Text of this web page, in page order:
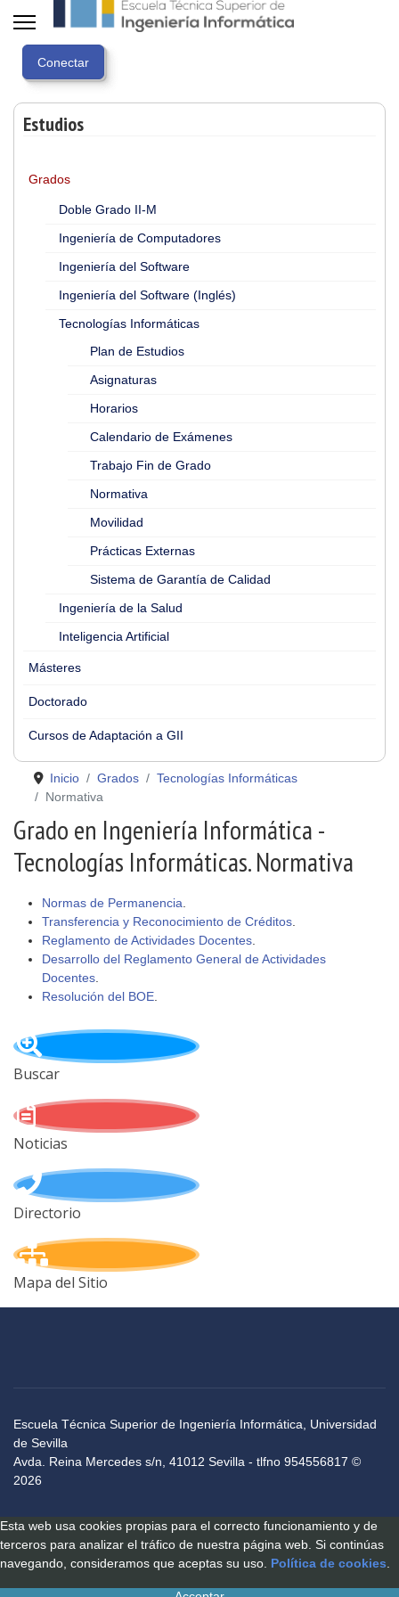
Estudios
Grados
Doble Grado II-M
Ingeniería de Computadores
Ingeniería del Software
Ingeniería del Software (Inglés)
Tecnologías Informáticas
Plan de Estudios
Asignaturas
Horarios
Calendario de Exámenes
Trabajo Fin de Grado
Normativa
Movilidad
Prácticas Externas
Sistema de Garantía de Calidad
Ingeniería de la Salud
Inteligencia Artificial
Másteres
Doctorado
Cursos de Adaptación a GII
Inicio Grados
Tecnologías Informáticas
Normativa
Grado en Ingeniería Informática -
Tecnologías Informáticas. Normativa
Normas de Permanencia
Transferencia y Reconocimiento de Créditos
Reglamento de Actividades Docentes
Desarrollo del Reglamento General de Actividades
Docentes
Resolución del BOE
Buscar
Noticias
Directorio
Mapa del Sitio
Escuela Técnica Superior de Ingeniería Informática, Universidad
de Sevilla
Avda. Reina Mercedes s/n, 41012 Sevilla - tlfno 954556817 ©
2026
Esta web usa cookies propias para el correcto funcionamiento y de
terceros para analizar el tráfico de nuestra página web. Si continúas
navegando, consideramos que aceptas su uso. Política de cookies